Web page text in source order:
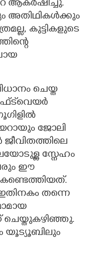
ആകർഷിച്ചു.
അതിഥികൾക്കും
കുട്ടികളുടെ
ചെയ്ത
ജോലി
സ്നേഹം
ഈ
തന്നെ
ചെയ്തുകഴിഞ്ഞു.
യൂട്യൂബിലും